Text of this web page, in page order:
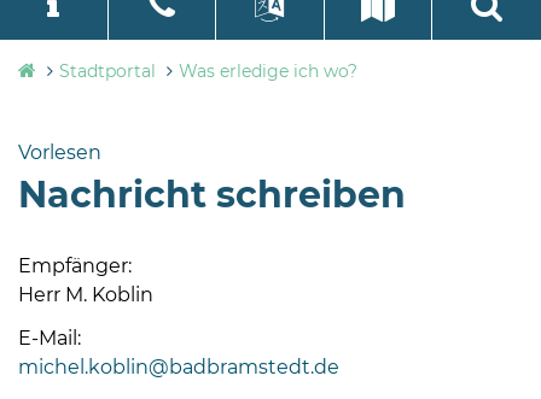
Stadtverwaltung
Bramstedt
Bleeck 15-
Bramstedt
04192-
506-
language
Select Language
Stadtportal Was erledige ich wo?
Vorlesen
Nachricht schreiben
Empfänger:
Herr M. Koblin
E-Mail:
michel.koblin@badbramstedt.de